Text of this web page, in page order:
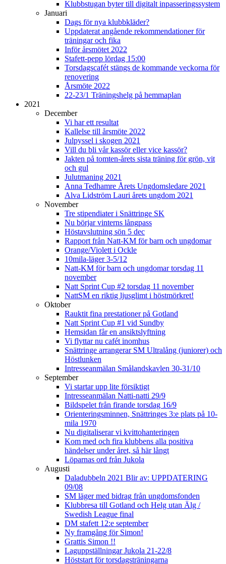
Klubbstugan byter till digitalt inpasseringssystem
Januari
Dags för nya klubbkläder?
Uppdaterat angående rekommendationer för
träningar och fika
Inför årsmötet 2022
Stafett-pepp lördag 15:00
Torsdagscafét stängs de kommande veckorna för
renovering
Årsmöte 2022
22-23/1 Träningshelg på hemmaplan
2021
December
Vi har ett resultat
Kallelse till årsmöte 2022
Julpyssel i skogen 2021
Vill du bli vår kassör eller vice kassör?
Jakten på tomten-årets sista träning för grön, vit
och gul
Julutmaning 2021
Anna Tedhamre Årets Ungdomsledare 2021
Alva Lidström Lauri årets ungdom 2021
November
Tre stipendiater i Snättringe SK
Nu börjar vinterns långpass
Höstavslutning sön 5 dec
Rapport från Natt-KM för barn och ungdomar
Orange/Violett i Ockle
10mila-läger 3-5/12
Natt-KM för barn och ungdomar torsdag 11
november
Natt Sprint Cup #2 torsdag 11 november
NattSM en riktig ljusglimt i höstmörkret!
Oktober
Rauktit fina prestationer på Gotland
Natt Sprint Cup #1 vid Sundby
Hemsidan får en ansiktslyftning
Vi flyttar nu cafét inomhus
Snättringe arrangerar SM Ultralång (juniorer) och
Höstlunken
Intresseanmälan Smålandskavlen 30-31/10
September
Vi startar upp lite försiktigt
Intresseanmälan Natti-natti 29/9
Bildspelet från firande torsdag 16/9
Orienteringsminnen, Snättringes 3:e plats på 10-
mila 1970
Nu digitaliserar vi kvittohanteringen
Kom med och fira klubbens alla positiva
händelser under året, så här långt
Löparnas ord från Jukola
Augusti
Daladubbeln 2021 Blir av: UPPDATERING
09/08
SM läger med bidrag från ungdomsfonden
Klubbresa till Gotland och Helg utan Älg /
Swedish League final
DM stafett 12:e september
Ny framgång för Simon!
Grattis Simon !!
Laguppställningar Jukola 21-22/8
Höststart för torsdagsträningarna